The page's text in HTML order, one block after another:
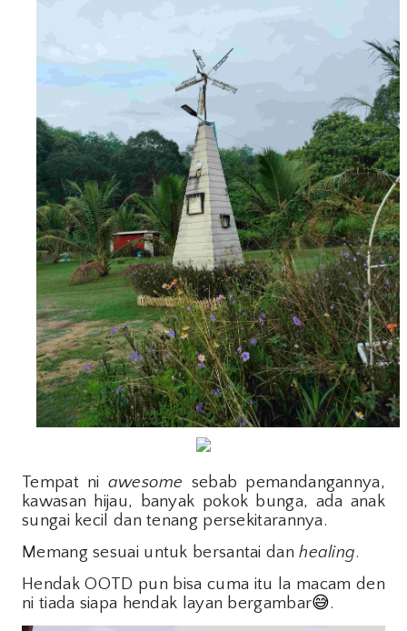
Tempat ni awesome sebab pemandangannya,
kawasan hijau, banyak pokok bunga, ada anak
sungai kecil dan tenang persekitarannya.
Memang sesuai untuk bersantai danhealing.
Hendak OOTD pun bisa cuma itu la macam den
ni tiada siapa hendak layan bergambar😅.